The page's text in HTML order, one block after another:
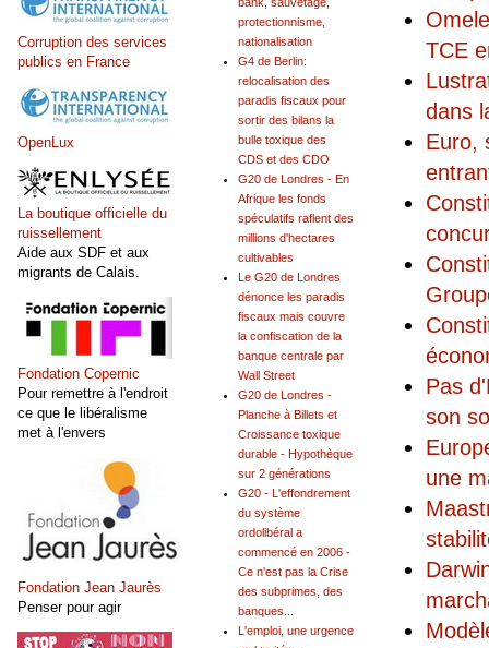
TCE
dans
Euro,
Pas
son
une
protectionnisme,
nationalisation
G4 de Berlin:
relocalisation des
paradis fiscaux pour
sortir des bilans la
bulle toxique des
CDS et des CDO
G20 de Londres - En
Afrique les fonds
spéculatifs raflent des
millions d'hectares
cultivables
Le G20 de Londres
dénonce les paradis
fiscaux mais couvre
la confiscation de la
banque centrale par
Wall Street
G20 de Londres -
Planche à Billets et
Croissance toxique
durable - Hypothèque
sur 2 générations
G20 - L'effondrement
du système
ordolibéral a
commencé en 2006 -
Ce n'est pas la Crise
des subprimes, des
banques...
L'emploi, une urgence
Corruption des services
publics en France
OpenLux
La boutique officielle du
ruissellement
Aide aux SDF et aux
migrants de Calais.
Fondation Copernic
Pour remettre à l'endroit
ce que le libéralisme
met à l'envers
Fondation Jean Jaurès
Penser pour agir